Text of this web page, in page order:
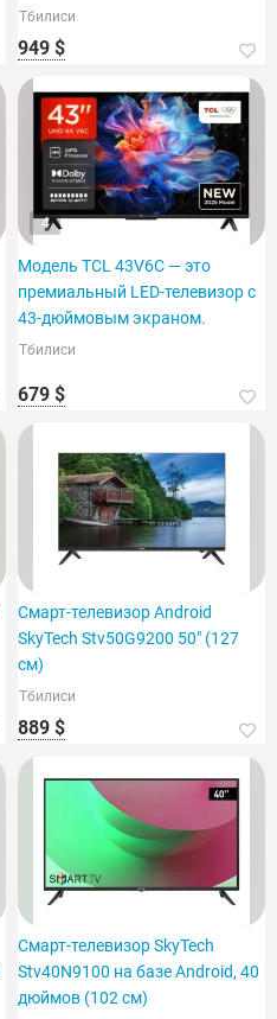
Тбилиси
949 $
4
Модель TCL 43V6C — это
премиальный LED-телевизор с
43-дюймовым экраном.
Тбилиси
679 $
Смарт-телевизор Android
SkyTech Stv50G9200 50" (127
см)
Тбилиси
889 $
Смарт-телевизор SkyTech
Stv40N9100 на базе Android, 40
дюймов (102 см)